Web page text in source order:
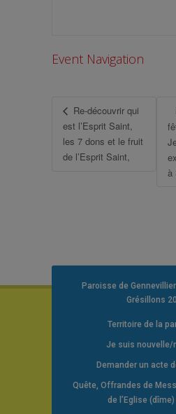
Event Navigation
Re-découvrir qui
est l’Esprit Saint,
les 7 dons et le fruit
de l’Esprit Saint,
à
Paroisse de
Grésillons
Territoire de la
Je suis nouvelle/
Demander un acte
Quête, Offrandes de
de l’Eglise